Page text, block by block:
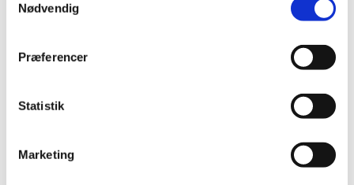
Nødvendig
Præferencer
Statistik
Marketing